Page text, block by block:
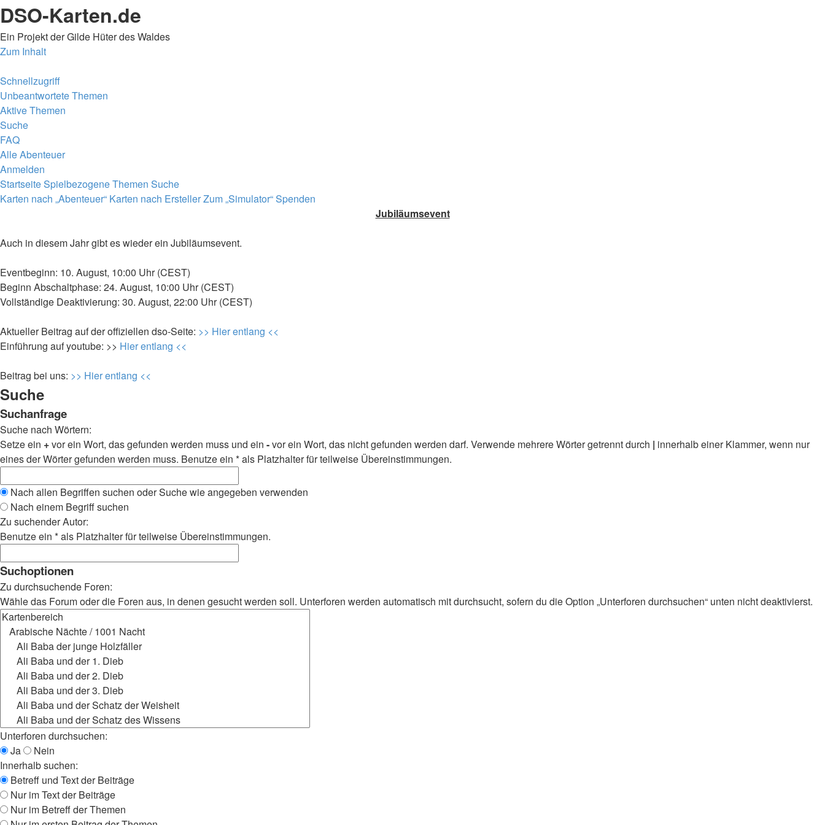
DSO-Karten.de
Ein Projekt der Gilde Hüter des Waldes
Zum Inhalt
Schnellzugriff
Unbeantwortete Themen
Aktive Themen
Suche
FAQ
Alle Abenteuer
Anmelden
StartseiteSpielbezogene Themen Suche
Karten nach „Abenteuer“ Karten nach ErstellerZum „Simulator“Spenden
Jubiläumsevent
Auch in diesem Jahr gibt es wieder ein Jubiläumsevent.
Eventbeginn: 10. August, 10:00 Uhr (CEST)
Beginn Abschaltphase: 24. August, 10:00 Uhr (CEST)
Vollständige Deaktivierung: 30. August, 22:00 Uhr (CEST)
Aktueller Beitrag auf der offiziellen dso-Seite: >> Hier entlang <<
Einführung auf youtube: >> Hier entlang <<
Beitrag bei uns: >> Hier entlang <<
Suche
Suchanfrage
Suche nach Wörtern:
Setze ein +vor ein Wort, das gefunden werden muss und ein -vor ein Wort, das nicht gefunden werden darf. Verwende mehrere Wörter getrennt durch | innerhalb einer Klammer, wenn nur
eines der Wörter gefunden werden muss. Benutze ein * als Platzhalter für teilweise Übereinstimmungen.
Nach allen Begriffen suchen oder Suche wie angegeben verwenden
Nach einem Begriff suchen
Zu suchender Autor:
Benutze ein * als Platzhalter für teilweise Übereinstimmungen.
Suchoptionen
Zu durchsuchende Foren:
Wähle das Forum oder die Foren aus, in denen gesucht werden soll. Unterforen werden automatisch mit durchsucht, sofern du die Option „Unterforen durchsuchen“ unten nicht deaktivierst.
Unterforen durchsuchen:
Ja
Nein
Innerhalb suchen:
Betreff und Text der Beiträge
Nur im Text der Beiträge
Nur im Betreff der Themen